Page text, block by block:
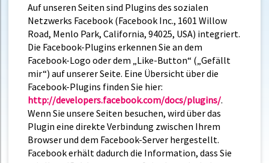
Auf unseren Seiten sind Plugins des sozialen
Netzwerks Facebook (Facebook Inc., 1601 Willow
Road, Menlo Park, California, 94025, USA) integriert.
Die Facebook-Plugins erkennen Sie an dem
Facebook-Logo oder dem „Like-Button“ („Gefällt
mir“) auf unserer Seite. Eine Übersicht über die
Facebook-Plugins finden Sie hier:
http://developers.facebook.com/docs/plugins/.
Wenn Sie unsere Seiten besuchen, wird über das
Plugin eine direkte Verbindung zwischen Ihrem
Browser und dem Facebook-Server hergestellt.
Facebook erhält dadurch die Information, dass Sie